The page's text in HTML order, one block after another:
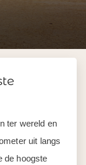
ter wereld en
uit langs
de hoogste